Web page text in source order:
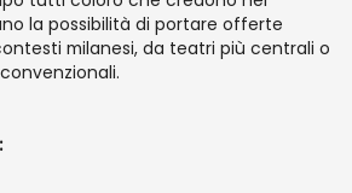
la possibilità di portare offerte
milanesi, da teatri più centrali o